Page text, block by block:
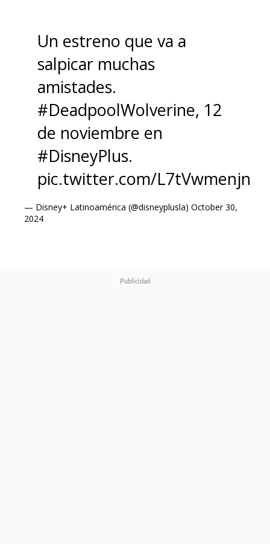
Un estreno que va a
salpicar muchas
amistades.
#DeadpoolWolverine, 12
de noviembre en
#DisneyPlus.
pic.twitter.com/L7tVwmenjn
— Disney+ Latinoamérica (@disneyplusla) October 30,
2024